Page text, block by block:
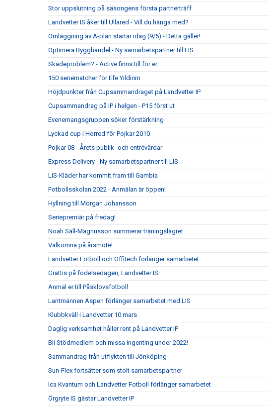
Stor uppslutning på säsongens första partnerträff
Landvetter IS åker till Ullared - Vill du hänga med?
Omläggning av A-plan startar idag (9/5) - Detta gäller!
Optimera Bygghandel - Ny samarbetspartner till LIS
Skadeproblem? - Active finns till för er
150 seriematcher för Efe Yildirim
Höjdpunkter från Cupsammandraget på Landvetter IP
Cupsammandrag på IP i helgen - P15 först ut
Evenemangsgruppen söker förstärkning
Lyckad cup i Horred för Pojkar 2010
Pojkar 08 - Årets publik- och entrévärdar
Express Delivery - Ny samarbetspartner till LIS
LIS-Kläder har kommit fram till Gambia
Fotbollsskolan 2022 - Anmälan är öppen!
Hyllning till Morgan Johansson
Seriepremiär på fredag!
Noah Säll-Magnusson summerar träningslägret
Välkomna på årsmöte!
Landvetter Fotboll och Offitech förlänger samarbetet
Grattis på födelsedagen, Landvetter IS
Anmäl er till Påsklovsfotboll
Lantmännen Aspen förlänger samarbetet med LIS
Klubbkväll i Landvetter 10 mars
Daglig verksamhet håller rent på Landvetter IP
Bli Stödmedlem och missa ingenting under 2022!
Sammandrag från utflykten till Jönköping
Sun-Flex fortsätter som stolt samarbetspartner
Ica Kvantum och Landvetter Fotboll förlänger samarbetet
Örgryte IS gästar Landvetter IP